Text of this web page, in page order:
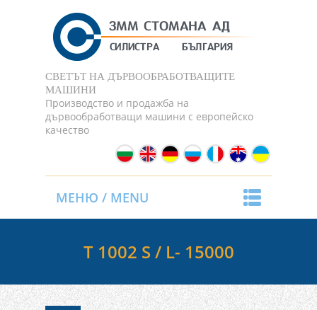
СВЕТЪТ НА ДЪРВООБРАБОТВАЩИТЕ
МАШИНИ
Производство и продажба на
дървообработващи машини с европейско
качество
МЕНЮ / MENU
Т 1002 S / L- 15000